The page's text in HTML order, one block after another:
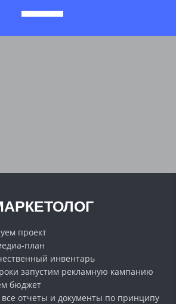
проект
план
инвентарь
запустим рекламную кампанию
бюджет
отчеты и документы по принципу